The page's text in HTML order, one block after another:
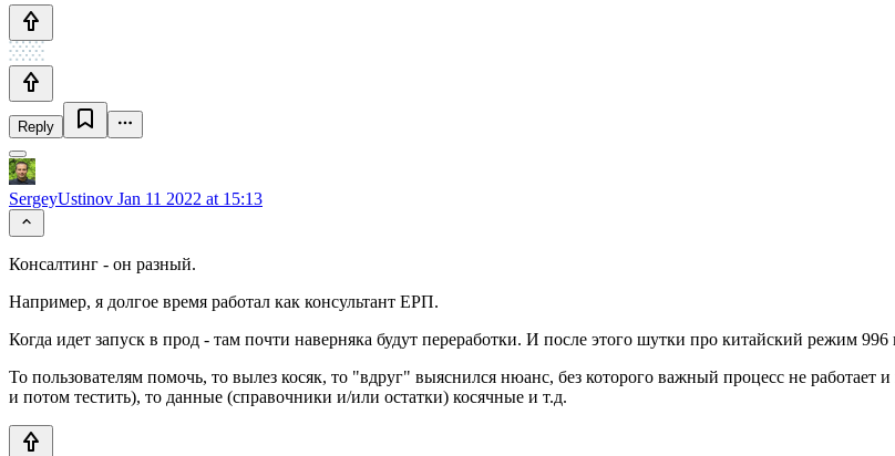
Reply
SergeyUstinov Jan 11 2022 at 15:13
Консалтинг - он разный.
Например, я долгое время работал как консультант ЕРП.
Когда идет запуск в прод - там почти наверняка будут переработки. И после этого шутки про китайский режим
То пользователям помочь, то вылез косяк, то "вдруг" выяснился нюанс, без которого важный процесс не работает
и потом тестить), то данные (справочники и/или остатки) косячные и т.д.